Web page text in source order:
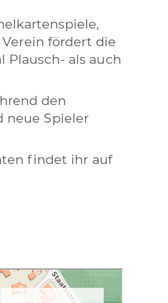
fördert die
Plausch- als auch
den
neue Spieler
findet ihr auf